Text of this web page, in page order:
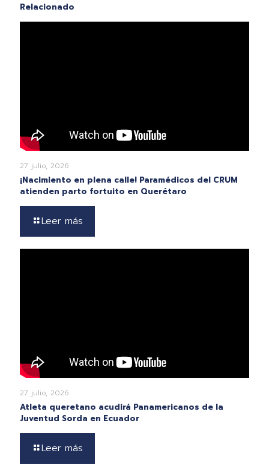
Relacionado
27 julio, 2026
¡Nacimiento en plena calle! Paramédicos del CRUM
atienden parto fortuito en Querétaro
Leer más
27 julio, 2026
Atleta queretano acudirá Panamericanos de la
Juventud Sorda en Ecuador
Leer más